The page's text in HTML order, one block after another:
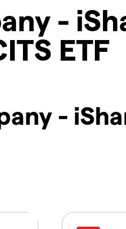
-
ETF
-